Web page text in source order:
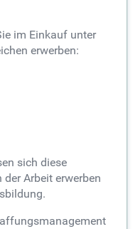
im Einkauf unter
erwerben:
sich diese
Arbeit erwerben